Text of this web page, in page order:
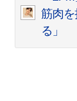
筋肉
る」